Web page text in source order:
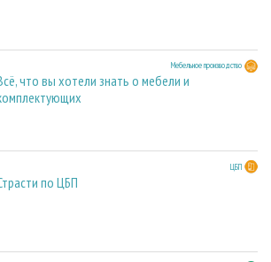
Мебельное производство
что вы хотели знать о мебели и
ЦБП
по ЦБП